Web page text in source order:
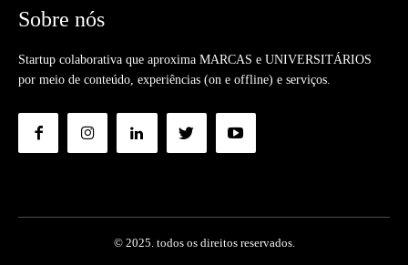
Sobre nós
Startup colaborativa que aproxima MARCAS e UNIVERSITÁRIOS
por meio de conteúdo, experiências (on e offline) e serviços.
© 2025. todos os direitos reservados.